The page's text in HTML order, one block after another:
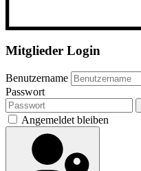
Mitglieder Login
Benutzername
Passwort
Angemeldet bleiben